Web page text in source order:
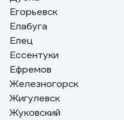
Егорьевск
Елабуга
Елец
Ессентуки
Ефремов
Железногорск
Жигулевск
Жуковский